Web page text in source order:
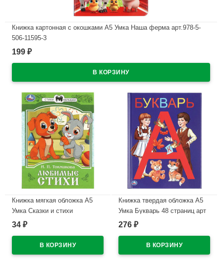
Книжка картонная с окошками А5 Умка Наша ферма арт.978-5-
506-11595-3
В наличии
199 ₽
Книжка мягкая обложка А5
Умка Сказки и стихи
малышам Токмакова арт.978-
34 ₽
Книжка твердая обложка А5
Умка Букварь 48 страниц арт
978-5-506-03754-5
276 ₽